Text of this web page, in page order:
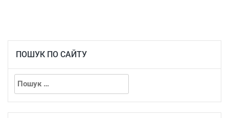
ПОШУК ПО САЙТУ